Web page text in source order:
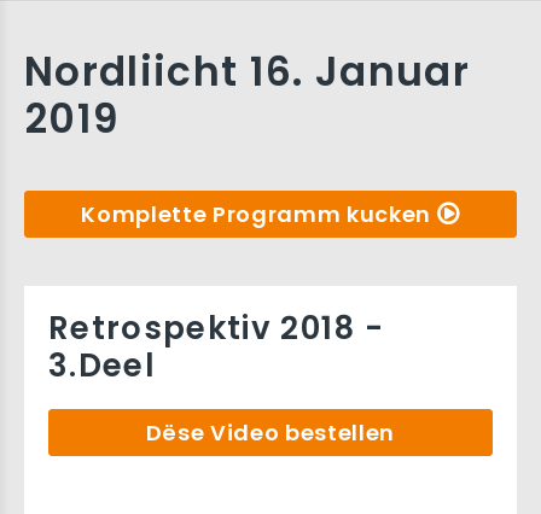
Nordliicht 16. Januar
2019
Komplette Programm kucken
Retrospektiv 2018 -
3.Deel
Dëse Video bestellen